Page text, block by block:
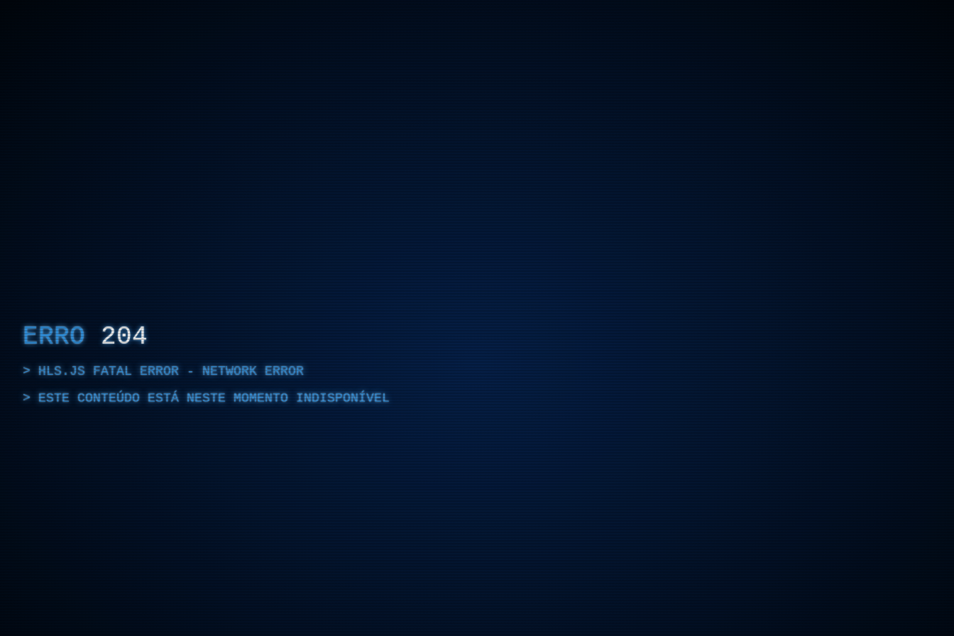
ERRO 204
HLS.JS FATAL ERROR - NETWORK ERROR
ESTE CONTEÚDO ESTÁ NESTE MOMENTO INDISPONÍVEL